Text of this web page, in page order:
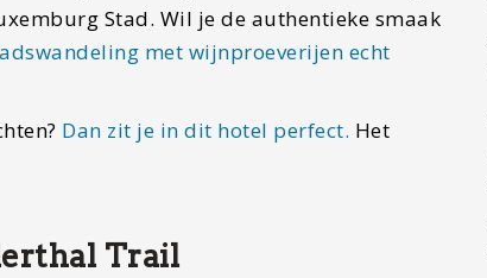
Stad. Wil je de authentieke smaak
met wijnproeverijen echt
Dan zit je in dit hotel perfect. Het
Trail